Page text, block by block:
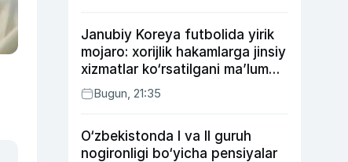
Janubiy Koreya futbolida yirik
mojaro: xorijlik hakamlarga jinsiy
xizmatlar ko‘rsatilgani ma’lum
qilindi
Bugun, 21:35
O‘zbekistonda I va II guruh
nogironligi bo‘yicha pensiyalar